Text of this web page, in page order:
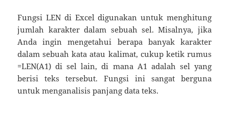
Fungsi LEN di Excel digunakan untuk menghitung
jumlah karakter dalam sebuah sel. Misalnya, jika
Anda ingin mengetahui berapa banyak karakter
dalam sebuah kata atau kalimat, cukup ketik rumus
=LEN(A1) di sel lain, di mana A1 adalah sel yang
berisi teks tersebut. Fungsi ini sangat berguna
untuk menganalisis panjang data teks.